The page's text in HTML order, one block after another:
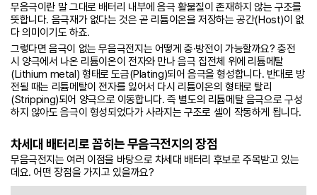
무음극이란 말 그대로 배터리 내부에 음극 활물질이 존재하지 않는 구조를
뜻합니다. 음극재가 없다는 것은 곧 리튬이온을 저장하는 공간(Host)이 없
다 의미이기도 하죠.
그렇다면 음극이 없는 무음극전지는 어떻게 충·방전이 가능할까요? 충전
시 양극에서 나온 리튬이온이 전자와 만나 음극 집전체 위에 리튬메탈
(Lithium metal) 형태로 도금(Plating)되어 음극을 형성합니다. 반대로 방
전될 때는 리튬메탈이 전자를 잃어서 다시 리튬이온의 형태로 탈리
(Stripping)되어 양극으로 이동합니다. 즉 별도의 리튬메탈 음극으로 구성
하지 않아도 음극이 형성되었다가 사라지는 구조로 셀이 작동하게 됩니다.
차세대 배터리로 꼽히는 무음극전지의 장점
무음극전지는 여러 이점을 바탕으로 차세대 배터리 후보로 주목받고 있는
데요. 어떤 장점을 가지고 있을까요?